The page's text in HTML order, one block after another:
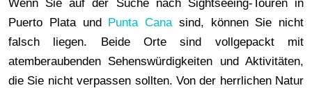
Wenn Sie auf der Suche nach Sightseeing-Touren in
Puerto Plata und Punta Canasind, können Sie nicht
falsch liegen. Beide Orte sind vollgepackt mit
atemberaubenden Sehenswürdigkeiten und Aktivitäten,
die Sie nicht verpassen sollten. Von der herrlichen Natur